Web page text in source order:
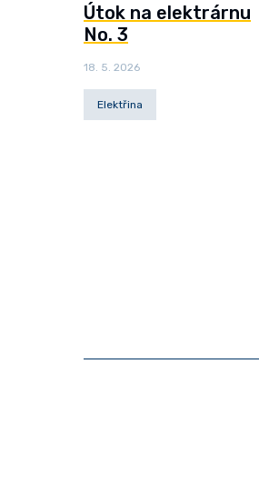
Útok na elektrárnu
No. 3
18. 5. 2026
Elektřina